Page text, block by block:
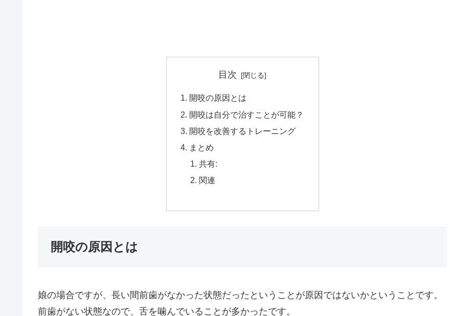
目次
開咬の原因とは
開咬は自分で治すことが可能？
開咬を改善するトレーニング
まとめ
共有:
関連
開咬の原因とは
娘の場合ですが、長い間前歯がなかった状態だったということが原因ではないかということです。
前歯がない状態なので、舌を噛んでいることが多かったです。